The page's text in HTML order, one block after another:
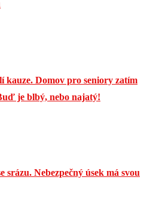
kauze. Domov pro seniory zatím
je blbý, nebo najatý!
srázu. Nebezpečný úsek má svou